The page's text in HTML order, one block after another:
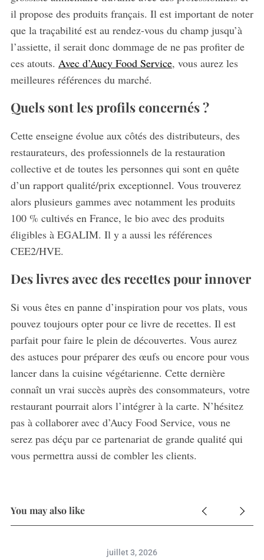
il propose des produits français. Il est important de noter
que la traçabilité est au rendez-vous du champ jusqu’à
l’assiette, il serait donc dommage de ne pas profiter de
ces atouts. Avec d’Aucy Food Service, vous aurez les
meilleures références du marché.
Quels sont les profils concernés ?
Cette enseigne évolue aux côtés des distributeurs, des
restaurateurs, des professionnels de la restauration
collective et de toutes les personnes qui sont en quête
d’un rapport qualité/prix exceptionnel. Vous trouverez
alors plusieurs gammes avec notamment les produits
100 % cultivés en France, le bio avec des produits
éligibles à EGALIM. Il y a aussi les références
CEE2/HVE.
Des livres avec des recettes pour innover
Si vous êtes en panne d’inspiration pour vos plats, vous
pouvez toujours opter pour ce livre de recettes. Il est
parfait pour faire le plein de découvertes. Vous aurez
des astuces pour préparer des œufs ou encore pour vous
lancer dans la cuisine végétarienne. Cette dernière
connaît un vrai succès auprès des consommateurs, votre
restaurant pourrait alors l’intégrer à la carte. N’hésitez
pas à collaborer avec d’Aucy Food Service, vous ne
serez pas déçu par ce partenariat de grande qualité qui
vous permettra aussi de combler les clients.
You may also like
juillet 3, 2026